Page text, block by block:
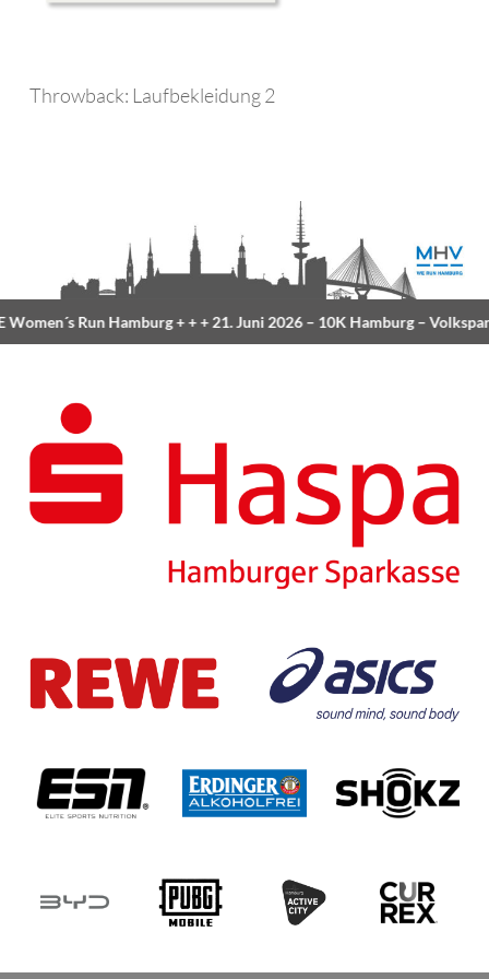
Throwback: Laufbekleidung 2
Run Hamburg+ + +21. Juni 2026 –10K Hamburg–